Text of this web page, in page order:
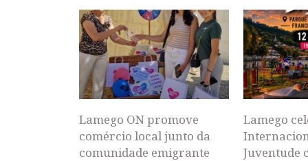
Lamego ON promove
comércio local junto da
comunidade emigrante
Lamego
Juventude